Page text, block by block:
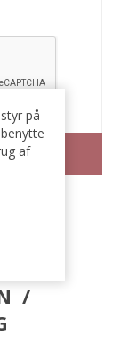
/
på
af